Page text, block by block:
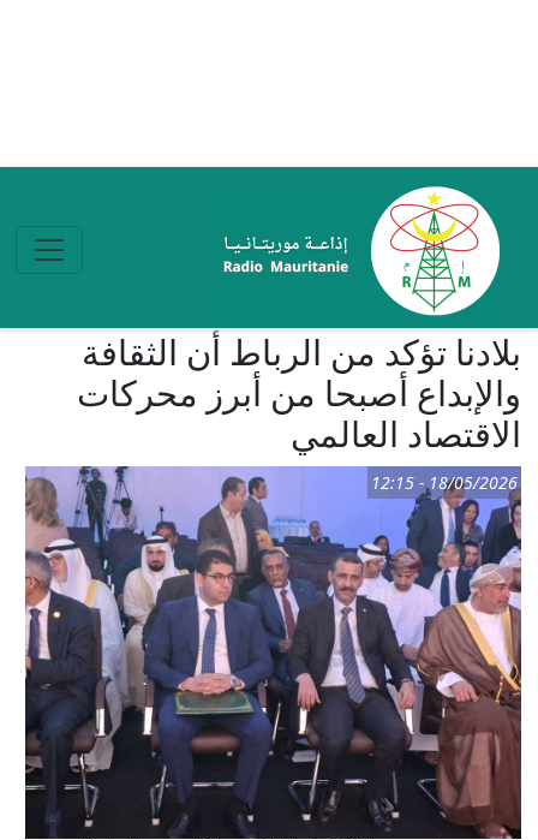
بلادنا تؤكد من الرباط أن الثقافة
والإبداع أصبحا من أبرز محركات
الاقتصاد العالمي
18/05/2026 - 12:15